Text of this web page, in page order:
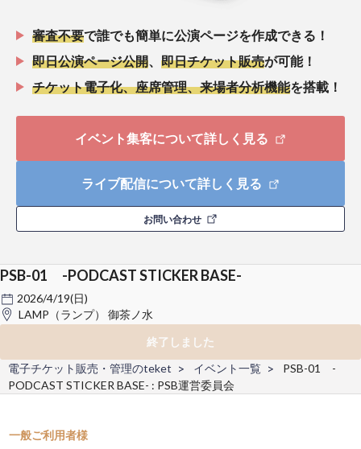
審査不要で誰でも簡単に公演ページを作成できる！
即日公演ページ公開
即日チケット販売が可能！
チケット電子化、座席管理、来場者分析機能を搭載！
イベント集客について詳しく見る
ライブ配信について詳しく見る
お問い合わせ
PSB-01 -PODCAST STICKER BASE-
2026/4/19(日)
LAMP（ランプ） 御茶ノ水
終了しました
電子チケット販売・管理のteket
イベント一覧
PSB-01 -
PODCAST STICKER BASE- : PSB運営委員会
一般ご利用者様